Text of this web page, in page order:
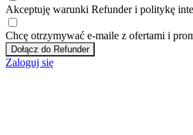
Akceptuję warunki Refunder i politykę
Chcę otrzymywać e-maile z ofertami i
Dołącz do Refunder
Zaloguj się